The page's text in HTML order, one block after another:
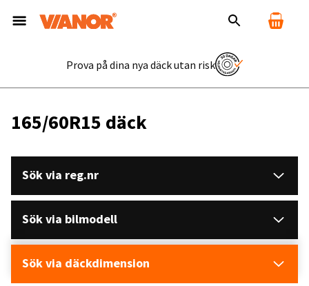
Prova på dina nya däck utan risk
165/60R15 däck
Sök via reg.nr
Sök via bilmodell
Sök via däckdimension